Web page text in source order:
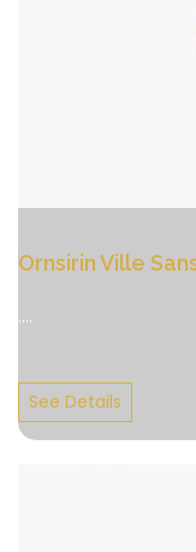
Ornsirin Ville
....
See Details